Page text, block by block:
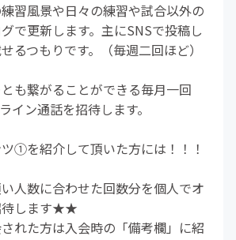
習風景や日々の練習や試合以外の
で更新します。主にSNSで投稿し
るつもりです。（毎週二回ほど）
も繋がることができる毎月一回
イン通話を招待します。
①を紹介して頂いた方には！！！
人数に合わせた回数分を個人でオ
待します★★
された方は入会時の「備考欄」に紹